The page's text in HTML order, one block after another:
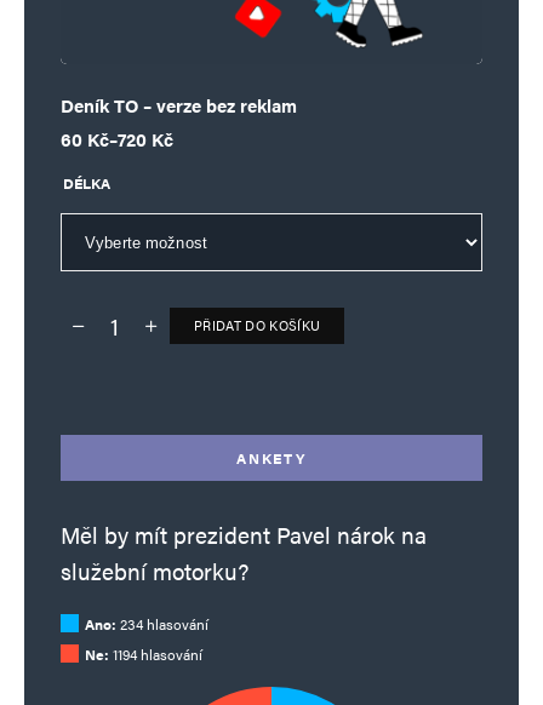
Deník TO – verze bez reklam
60 Kč–720 Kč
Rozpětí cen: 60 Kč až 720 Kč
DÉLKA
Deník TO – verze bez reklam množství
PŘIDAT DO KOŠÍKU
ANKETY
Měl by mít prezident Pavel nárok na
služební motorku?
Ano: 234 hlasování
Ne: 1194 hlasování